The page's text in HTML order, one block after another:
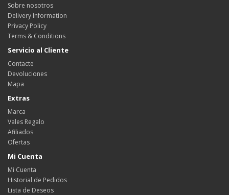
Sobre nosotros
Delivery Information
Privacy Policy
Terms & Conditions
Servicio al Cliente
Contacte
Devoluciones
Mapa
Extras
Marca
Vales Regalo
Afiliados
Ofertas
Mi Cuenta
Mi Cuenta
Historial de Pedidos
Lista de Deseos